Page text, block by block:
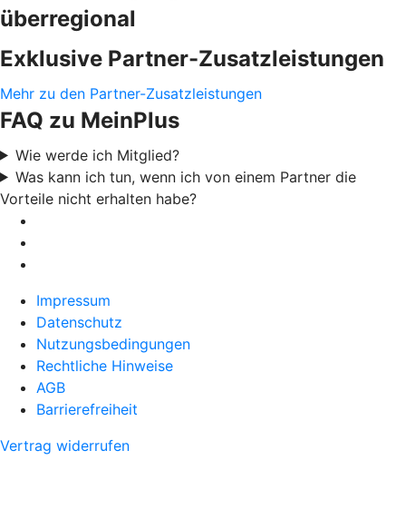
überregional
Exklusive Partner-Zusatzleistungen
Mehr zu den Partner-Zusatzleistungen
FAQ zu MeinPlus
Wie werde ich Mitglied?
Was kann ich tun, wenn ich von einem Partner die
Vorteile nicht erhalten habe?
Impressum
Datenschutz
Nutzungsbedingungen
Rechtliche Hinweise
AGB
Barrierefreiheit
Vertrag widerrufen